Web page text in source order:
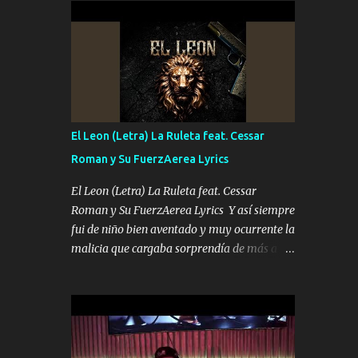
por el interés P...
inteligente junto con su hermano el TRES
blindado el Estado tiene andan ESPERANDO
al UNO QUE PRONTO ESTARÁ PRESENTE
Que no falten las bucanas ni tampoco las
mujeres porque es platica de grandes por eso
hay que estar alegres doy las instrucciones
para atender los deberes Música Si es que
salta algún problema de confianza tengo
gente ahí está el Hombre Cuarenta y
también Pariente 7 arreglan cualquier
problema no más es cuestión que ordené
NOS HACE FALTA UN HERMANO DE CLAVE
SIEMPRE VIO POR LA FAMILIA PARA QUE
SIGA EL LEGADO Es el DOS de los
HERMANOS un cerebro inteligente y com...
El Leon (Letra) La Ruleta feat. Cessar
Roman y Su FuerzAerea Lyrics
El Leon (Letra) La Ruleta feat. Cessar
Roman y Su FuerzAerea Lyrics Y así siempre
fui de niño bien aventado y muy ocurrente la
malicia que cargaba sorprendía de más a la
Tranquilo me la navego ando en lo mío sin
ni un pendiente si hay problemas lo